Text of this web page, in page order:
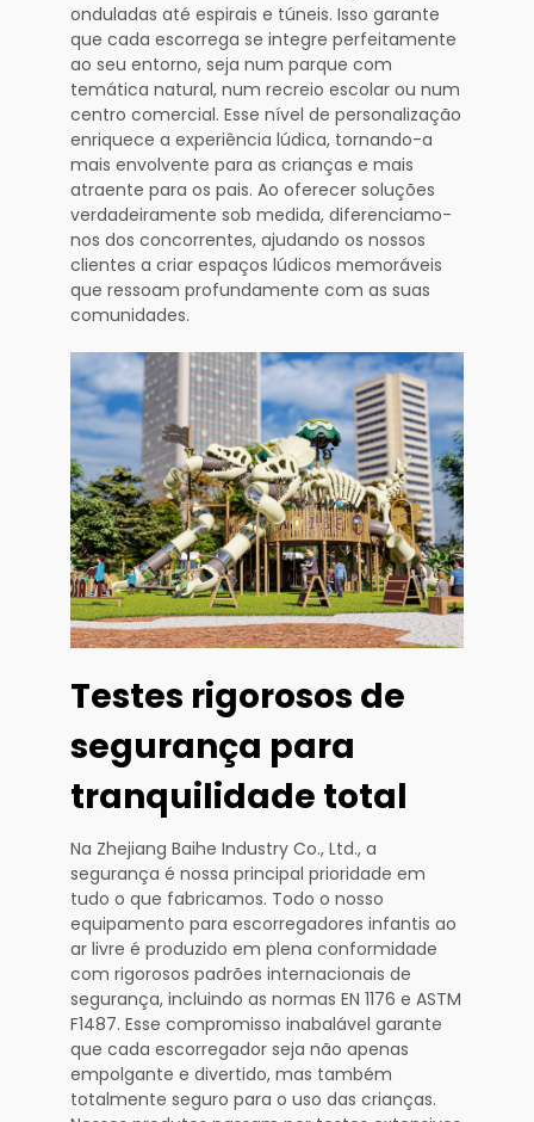
onduladas até espirais e túneis. Isso garante
que cada escorrega se integre perfeitamente
ao seu entorno, seja num parque com
temática natural, num recreio escolar ou num
centro comercial. Esse nível de personalização
enriquece a experiência lúdica, tornando-a
mais envolvente para as crianças e mais
atraente para os pais. Ao oferecer soluções
verdadeiramente sob medida, diferenciamo-
nos dos concorrentes, ajudando os nossos
clientes a criar espaços lúdicos memoráveis
que ressoam profundamente com as suas
comunidades.
Testes rigorosos de
segurança para
tranquilidade total
Na Zhejiang Baihe Industry Co., Ltd., a
segurança é nossa principal prioridade em
tudo o que fabricamos. Todo o nosso
equipamento para escorregadores infantis ao
ar livre é produzido em plena conformidade
com rigorosos padrões internacionais de
segurança, incluindo as normas EN 1176 e ASTM
F1487. Esse compromisso inabalável garante
que cada escorregador seja não apenas
empolgante e divertido, mas também
totalmente seguro para o uso das crianças.